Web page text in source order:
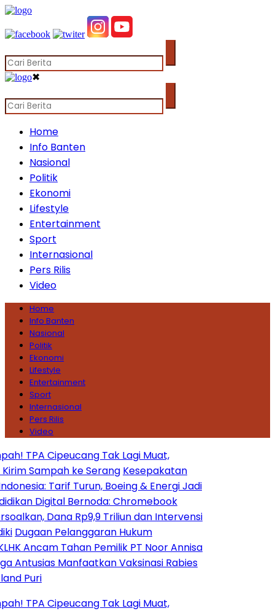
✖
Home
Info Banten
Nasional
Politik
Ekonomi
Lifestyle
Entertainment
Sport
Internasional
Pers Rilis
Video
Home
Info Banten
Nasional
Politik
Ekonomi
Lifestyle
Entertainment
Sport
Internasional
Pers Rilis
Video
Cipeucang Tak Lagi Muat,
ke Serang Kesepakatan
Tarif Turun, Boeing & Energi Jadi
Bernoda: Chromebook
Dana Rp9,9 Triliun dan Intervensi
Pelanggaran Hukum
Tahan Pemilik PT Noor Annisa
Manfaatkan Vaksinasi Rabies
Cipeucang Tak Lagi Muat,